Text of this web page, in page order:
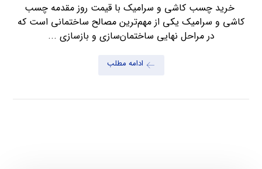
خرید چسب کاشی و سرامیک با قیمت روز مقدمه چسب
کاشی و سرامیک یکی از مهم‌ترین مصالح ساختمانی است که
در مراحل نهایی ساختمان‌سازی و بازسازی ...
ادامه مطلب